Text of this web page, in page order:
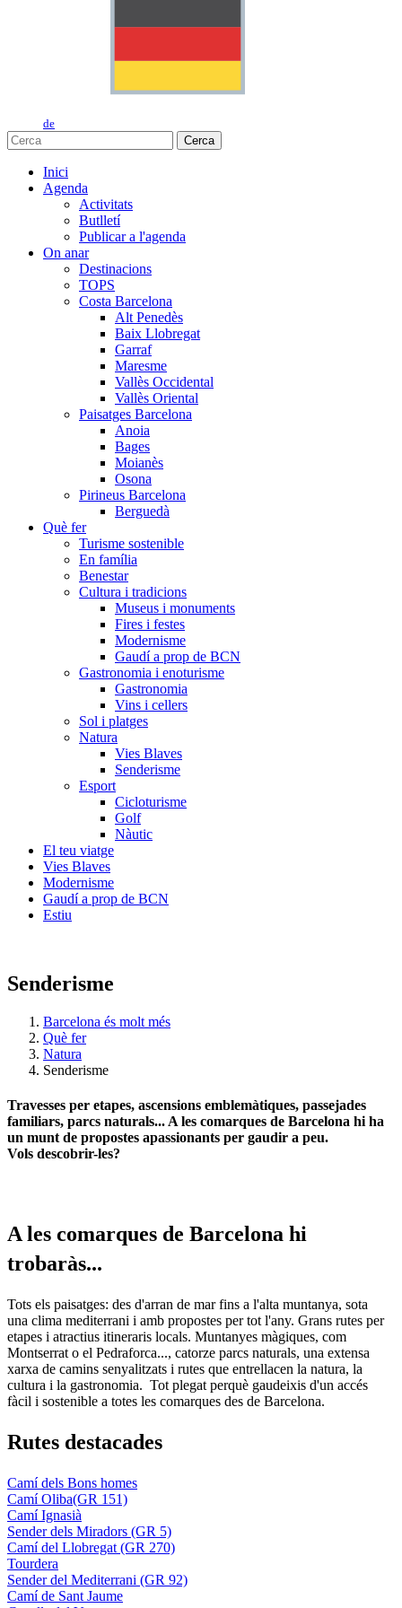
de
Cerca
Inici
Agenda
Activitats
Butlletí
Publicar a l'agenda
On anar
Destinacions
TOPS
Costa Barcelona
Alt Penedès
Baix Llobregat
Garraf
Maresme
Vallès Occidental
Vallès Oriental
Paisatges Barcelona
Anoia
Bages
Moianès
Osona
Pirineus Barcelona
Berguedà
Què fer
Turisme sostenible
En família
Benestar
Cultura i tradicions
Museus i monuments
Fires i festes
Modernisme
Gaudí a prop de BCN
Gastronomia i enoturisme
Gastronomia
Vins i cellers
Sol i platges
Natura
Vies Blaves
Senderisme
Esport
Cicloturisme
Golf
Nàutic
El teu viatge
Vies Blaves
Modernisme
Gaudí a prop de BCN
Estiu
Senderisme
Barcelona és molt més
Què fer
Natura
Senderisme
Travesses per etapes, ascensions emblemàtiques, passejades
familiars, parcs naturals... A les comarques de Barcelona hi ha
un munt de propostes apassionants per gaudir a peu.
Vols descobrir-les?
A les comarques de Barcelona hi
trobaràs...
Tots els paisatges: des d'arran de mar fins a l'alta muntanya, sota
una clima mediterrani i amb propostes per tot l'any. Grans rutes per
etapes i atractius itineraris locals. Muntanyes màgiques, com
Montserrat o el Pedraforca..., catorze parcs naturals, una extensa
xarxa de camins senyalitzats i rutes que entrellacen la natura, la
cultura i la gastronomia. Tot plegat perquè gaudeixis d'un accés
fàcil i sostenible a totes les comarques des de Barcelona.
Rutes destacades
Camí dels Bons homes
Camí Oliba(GR 151)
Camí Ignasià
Sender dels Miradors (GR 5)
Camí del Llobregat (GR 270)
Tourdera
Sender del Mediterrani (GR 92)
Camí de Sant Jaume